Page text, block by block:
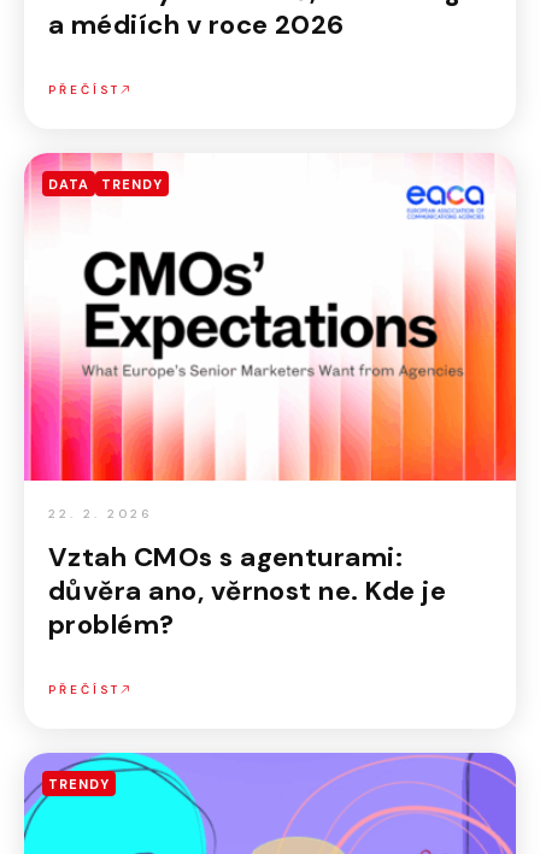
a médiích v roce 2026
PŘEČÍST
DATA TRENDY
22. 2. 2026
Vztah CMOs s agenturami:
důvěra ano, věrnost ne. Kde je
problém?
PŘEČÍST
TRENDY